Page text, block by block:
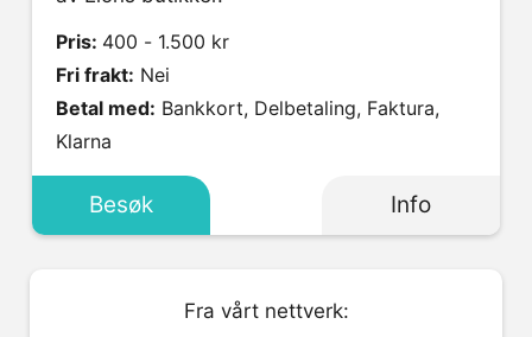
Pris: 400 - 1.500 kr
Fri frakt: Nei
Betal med:
Klarna
Besøk Info
Fra vårt nettverk: